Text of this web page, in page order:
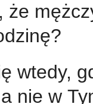
że
wtedy,
nie w